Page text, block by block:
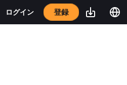
ログイン 登録